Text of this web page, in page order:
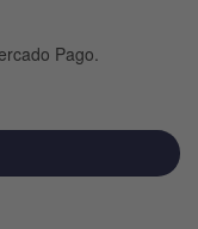
Pago.